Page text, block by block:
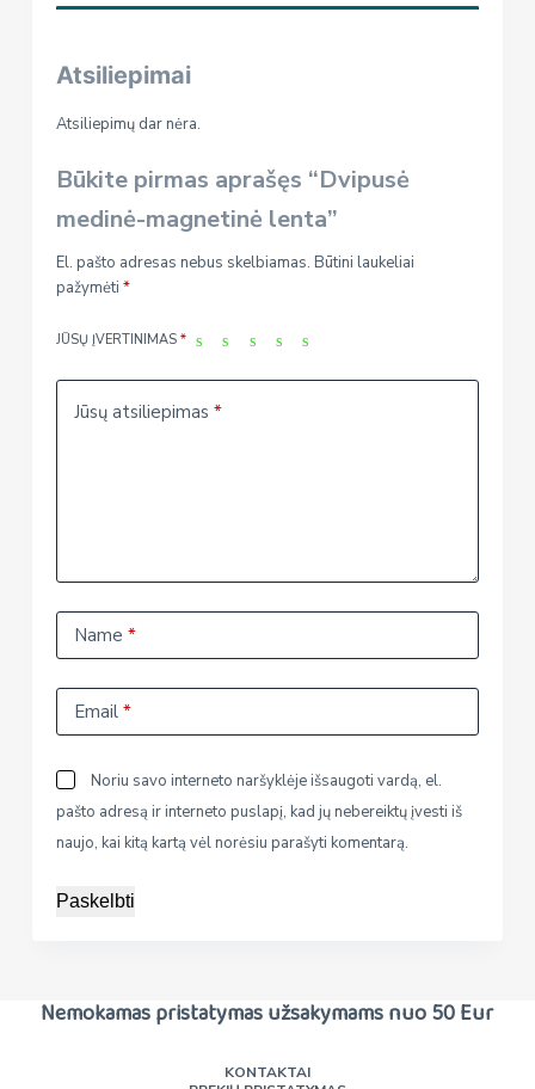
Atsiliepimai
Atsiliepimų dar nėra.
Būkite pirmas aprašęs “Dvipusė
medinė-magnetinė lenta”
El. pašto adresas nebus skelbiamas. Būtini laukeliai
pažymėti *
JŪSŲ ĮVERTINIMAS *
Jūsų atsiliepimas *
Name *
Email*
Noriu savo interneto naršyklėje išsaugoti vardą, el.
pašto adresą ir interneto puslapį, kad jų nebereiktų įvesti iš
naujo, kai kitą kartą vėl norėsiu parašyti komentarą.
Paskelbti
Nemokamas pristatymas užsakymams nuo 50 Eur
KONTAKTAI